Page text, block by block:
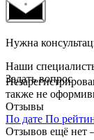
Нужна
Наши
Задать вопрос
также не
Отзывы
По дате По
Отзывов ещё нет